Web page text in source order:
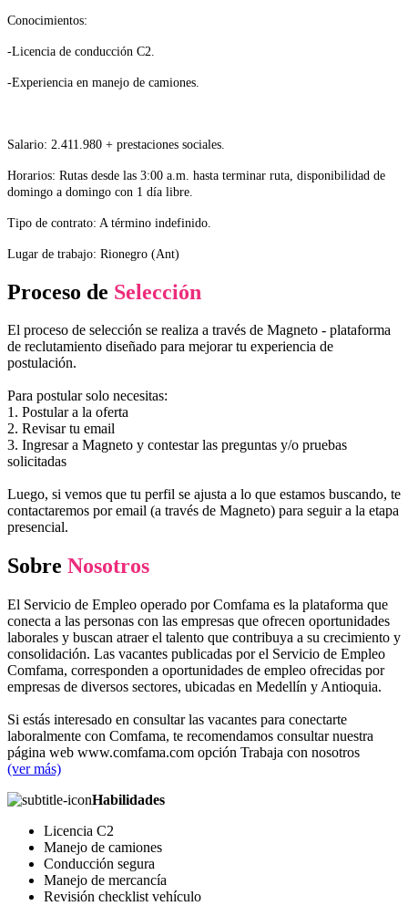
Conocimientos:
-Licencia de conducción C2.
-Experiencia en manejo de camiones.
Salario: 2.411.980 + prestaciones sociales.
Horarios: Rutas desde las 3:00 a.m. hasta terminar ruta, disponibilidad de
domingo a domingo con 1 día libre.
Tipo de contrato: A término indefinido.
Lugar de trabajo: Rionegro (Ant)
Proceso de Selección
El proceso de selección se realiza a través de Magneto - plataforma
de reclutamiento diseñado para mejorar tu experiencia de
postulación.
Para postular solo necesitas:
1. Postular a la oferta
2. Revisar tu email
3. Ingresar a Magneto y contestar las preguntas y/o pruebas
solicitadas
Luego, si vemos que tu perfil se ajusta a lo que estamos buscando, te
contactaremos por email (a través de Magneto) para seguir a la etapa
presencial.
Sobre Nosotros
El Servicio de Empleo operado por Comfama es la plataforma que
conecta a las personas con las empresas que ofrecen oportunidades
laborales y buscan atraer el talento que contribuya a su crecimiento y
consolidación. Las vacantes publicadas por el Servicio de Empleo
Comfama, corresponden a oportunidades de empleo ofrecidas por
empresas de diversos sectores, ubicadas en Medellín y Antioquia.
Si estás interesado en consultar las vacantes para conectarte
laboralmente con Comfama, te recomendamos consultar nuestra
página web www.comfama.com opción Trabaja con nosotros
(ver más)
Habilidades
Licencia C2
Manejo de camiones
Conducción segura
Manejo de mercancía
Revisión checklist vehículo